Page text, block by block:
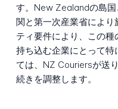
す。New Zealandの島
関と第一次産業省により
ティ要件により、この
持ち込む企業にとって
ては、NZ Couriersが送
続きを調整します。